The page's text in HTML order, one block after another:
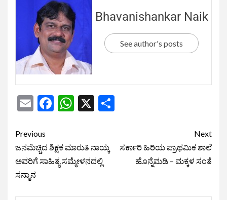
Bhavanishankar Naik
See author's posts
EmailFacebook
WhatsApp
X
Previous
ಜನಮೆಚ್ಚಿದ ಶಿಕ್ಷಕ ಮಾರುತಿ ನಾಯ್ಕ
ಅವರಿಗೆ ಸಾಹಿತ್ಯ ಸಮ್ಮೇಳನದಲ್ಲಿ
ಸನ್ಮಾನ
Next
ಸರ್ಕಾರಿ ಹಿರಿಯ ಪ್ರಾಥಮಿಕ ಶಾಲೆ
ಹೊನ್ನೆಮಡಿ – ಮಕ್ಕಳ ಸಂತೆ